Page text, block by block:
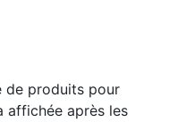
de produits pour
affichée après les